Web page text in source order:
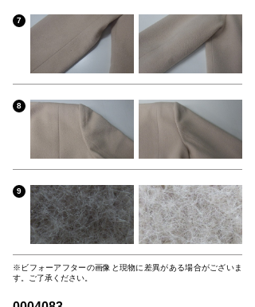
7
8
9
※ビフォーアフターの画像と現物に差異がある場合がございま
す。ご了承ください。